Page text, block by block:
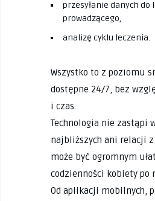
przesyłanie danych do
prowadzącego,
analizę cyklu leczenia.
Wszystko to z poziomu
dostępne 24/7, bez
i czas.
Technologia nie zastąpi
najbliższych ani relacji
może być ogromnym
codzienności kobiety po
Od aplikacji mobilnych,